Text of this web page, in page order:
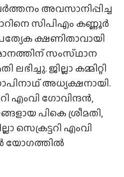
അവസാനിപ്പിച്ച
സിപിഎം കണ്ണൂർ
പ്രത്യേക ക്ഷണിതാവായി
സംസ്‌ഥാന
ജില്ലാ കമ്മിറ്റി
അധ്യക്ഷനായി.
എംവി ഗോവിന്ദൻ,
പികെ ശ്രീമതി,
സെക്രട്ടറി എംവി
യോഗത്തിൽ